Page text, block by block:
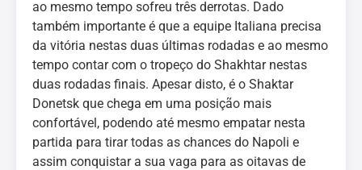
ao mesmo tempo sofreu três derrotas. Dado
também importante é que a equipe Italiana precisa
da vitória nestas duas últimas rodadas e ao mesmo
tempo contar com o tropeço do Shakhtar nestas
duas rodadas finais. Apesar disto, é o Shaktar
Donetsk que chega em uma posição mais
confortável, podendo até mesmo empatar nesta
partida para tirar todas as chances do Napoli e
assim conquistar a sua vaga para as oitavas de